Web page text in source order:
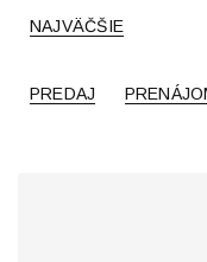
NAJVÄČŠIE
PREDAJ